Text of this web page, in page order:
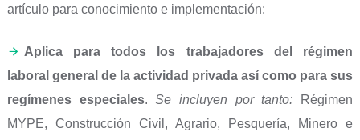
artículo para conocimiento e implementación:
Aplica para todos los trabajadores del régimen
laboral general de la actividad privada así como para sus
regímenes especiales.Se incluyen por tanto:
Régimen
MYPE, Construcción Civil, Agrario, Pesquería, Minero e